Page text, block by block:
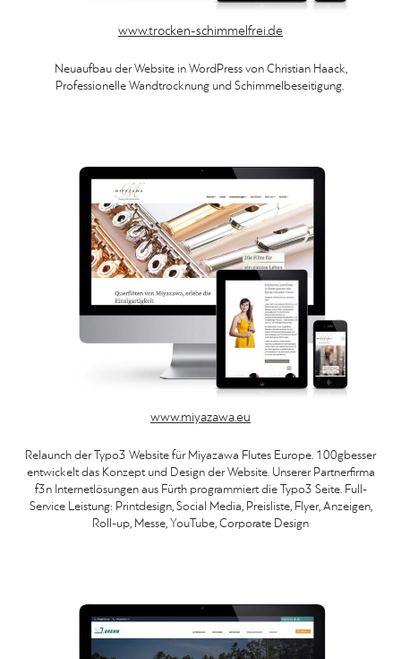
www.trocken-schimmelfrei.de
Neuaufbau der Website in WordPress von Christian Haack,
Professionelle Wandtrocknung und Schimmelbeseitigung.
www.miyazawa.eu
Relaunch der Typo3 Website für Miyazawa Flutes Europe. 100gbesser
entwickelt das Konzept und Design der Website. Unserer Partnerfirma
f3n Internetlösungen aus Fürth programmiert die Typo3 Seite. Full-
Service Leistung: Printdesign, Social Media, Preisliste, Flyer, Anzeigen,
Roll-up, Messe, YouTube, Corporate Design